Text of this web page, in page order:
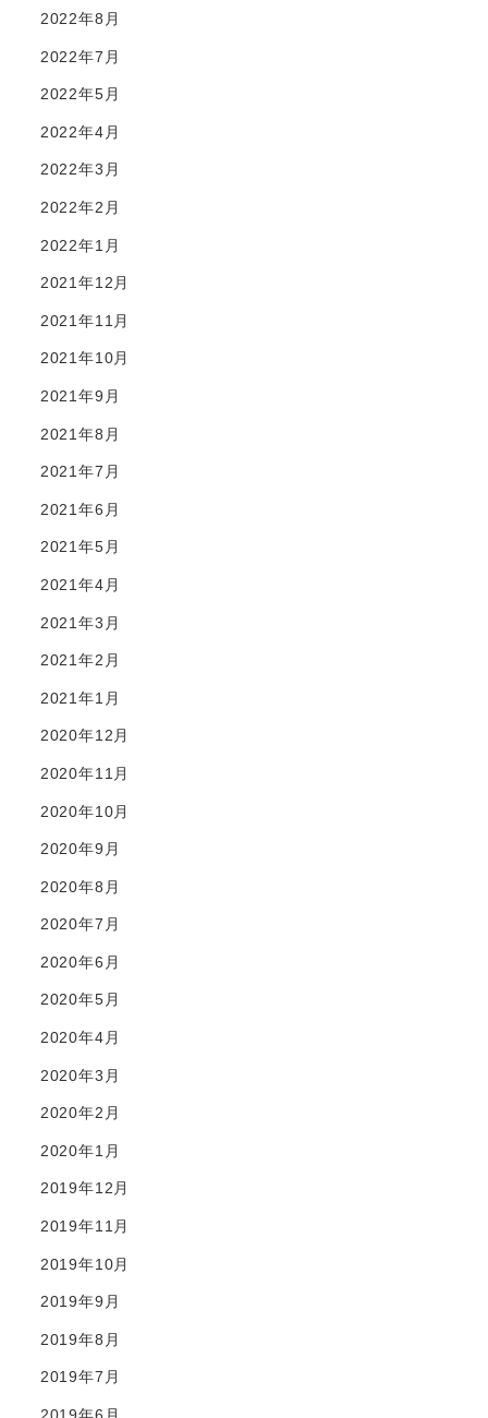
2022年8月
2022年7月
2022年5月
2022年4月
2022年3月
2022年2月
2022年1月
2021年12月
2021年11月
2021年10月
2021年9月
2021年8月
2021年7月
2021年6月
2021年5月
2021年4月
2021年3月
2021年2月
2021年1月
2020年12月
2020年11月
2020年10月
2020年9月
2020年8月
2020年7月
2020年6月
2020年5月
2020年4月
2020年3月
2020年2月
2020年1月
2019年12月
2019年11月
2019年10月
2019年9月
2019年8月
2019年7月